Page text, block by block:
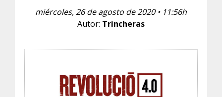
miércoles, 26 de agosto de 2020 • 11:56h
Autor: Trincheras